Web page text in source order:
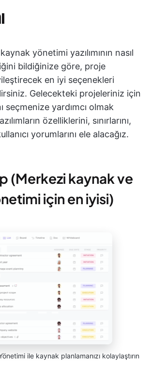
yönetimi yazılımının nasıl
bildiğinize göre, proje
en iyi seçenekleri
Gelecekteki projeleriniz için
seçmenize yardımcı olmak
özelliklerini, sınırlarını,
yorumlarını ele alacağız.
(Merkezi kaynak ve
için en iyisi)
ile kaynak planlamanızı kolaylaştırın